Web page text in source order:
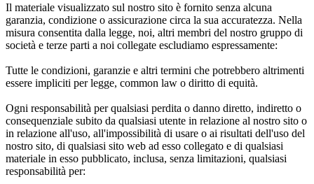
Il materiale visualizzato sul nostro sito è fornito senza alcuna
garanzia, condizione o assicurazione circa la sua accuratezza. Nella
misura consentita dalla legge, noi, altri membri del nostro gruppo di
società e terze parti a noi collegate escludiamo espressamente:
Tutte le condizioni, garanzie e altri termini che potrebbero altrimenti
essere impliciti per legge, common law o diritto di equità.
Ogni responsabilità per qualsiasi perdita o danno diretto, indiretto o
consequenziale subito da qualsiasi utente in relazione al nostro sito o
in relazione all'uso, all'impossibilità di usare o ai risultati dell'uso del
nostro sito, di qualsiasi sito web ad esso collegato e di qualsiasi
materiale in esso pubblicato, inclusa, senza limitazioni, qualsiasi
responsabilità per: